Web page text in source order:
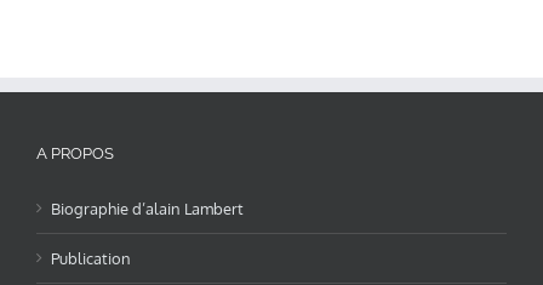
A PROPOS
Biographie d’alain Lambert
Publication